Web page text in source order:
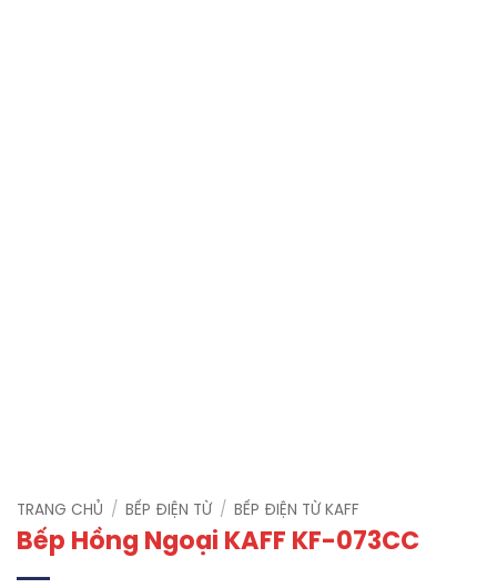
TRANG CHỦ / BẾP ĐIỆN TỪ / BẾP ĐIỆN TỪ KAFF
Bếp Hồng Ngoại KAFF KF-073CC